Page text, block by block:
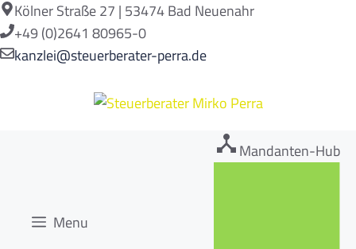
Zum
Inhalt
springen
Kölner Straße 27 | 53474 Bad Neuenahr
+49 (0)2641 80965-0
kanzlei@steuerberater-perra.de
Menu
Mandanten-Hub